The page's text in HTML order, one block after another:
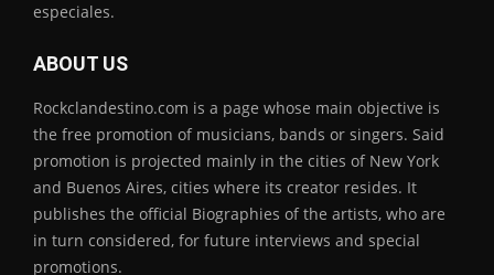
especiales.
ABOUT US
Rockclandestino.com is a page whose main objective is
the free promotion of musicians, bands or singers. Said
promotion is projected mainly in the cities of New York
and Buenos Aires, cities where its creator resides. It
publishes the official Biographies of the artists, who are
in turn considered, for future interviews and special
promotions.